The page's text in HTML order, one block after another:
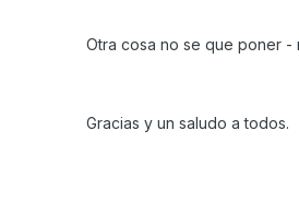
Otra cosa no se que poner -
Gracias y un saludo a todos.